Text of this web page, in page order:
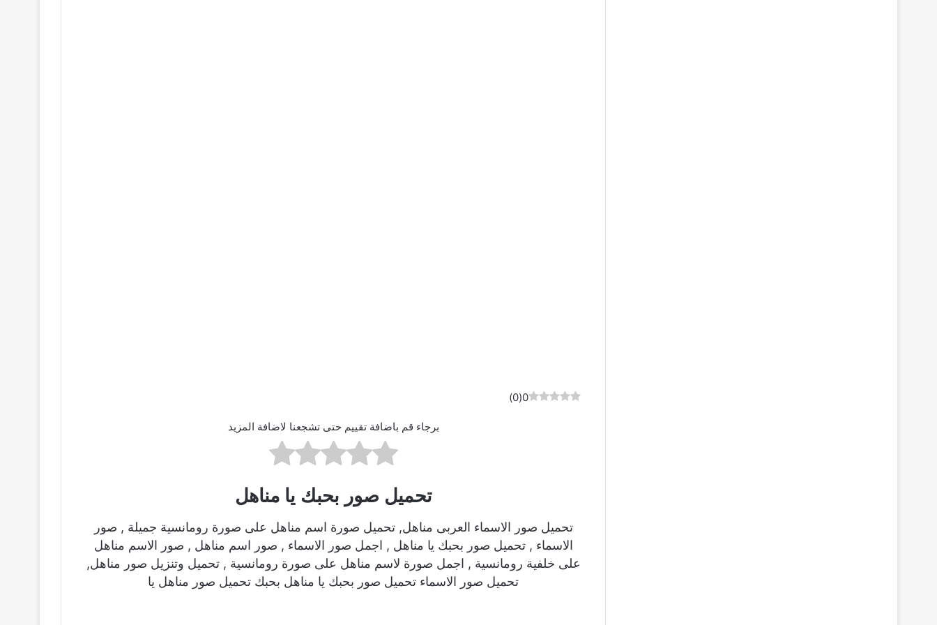
0
(
0
)
برجاء قم باضافة تقييم حتى تشجعنا لاضافة المزيد
تحميل صور بحبك يا مناهل
تحميل صور الاسماء العربى مناهل, تحميل صورة اسم مناهل على صورة رومانسية جميلة , صور
الاسماء , تحميل صور بحبك يا مناهل , اجمل صور الاسماء , صور اسم مناهل , صور الاسم مناهل
على خلفية رومانسية , اجمل صورة لاسم مناهل على صورة رومانسية , تحميل وتنزيل صور مناهل,
تحميل صور الاسماء تحميل صور بحبك يا مناهل بحبك تحميل صور مناهل يا